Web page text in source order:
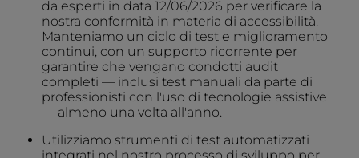
da esperti in data 12/06/2026 per verificare la
nostra conformità in materia di accessibilità.
Manteniamo un ciclo di test e miglioramento
continui, con un supporto ricorrente per
garantire che vengano condotti audit
completi — inclusi test manuali da parte di
professionisti con l'uso di tecnologie assistive
— almeno una volta all'anno.
Utilizziamo strumenti di test automatizzati